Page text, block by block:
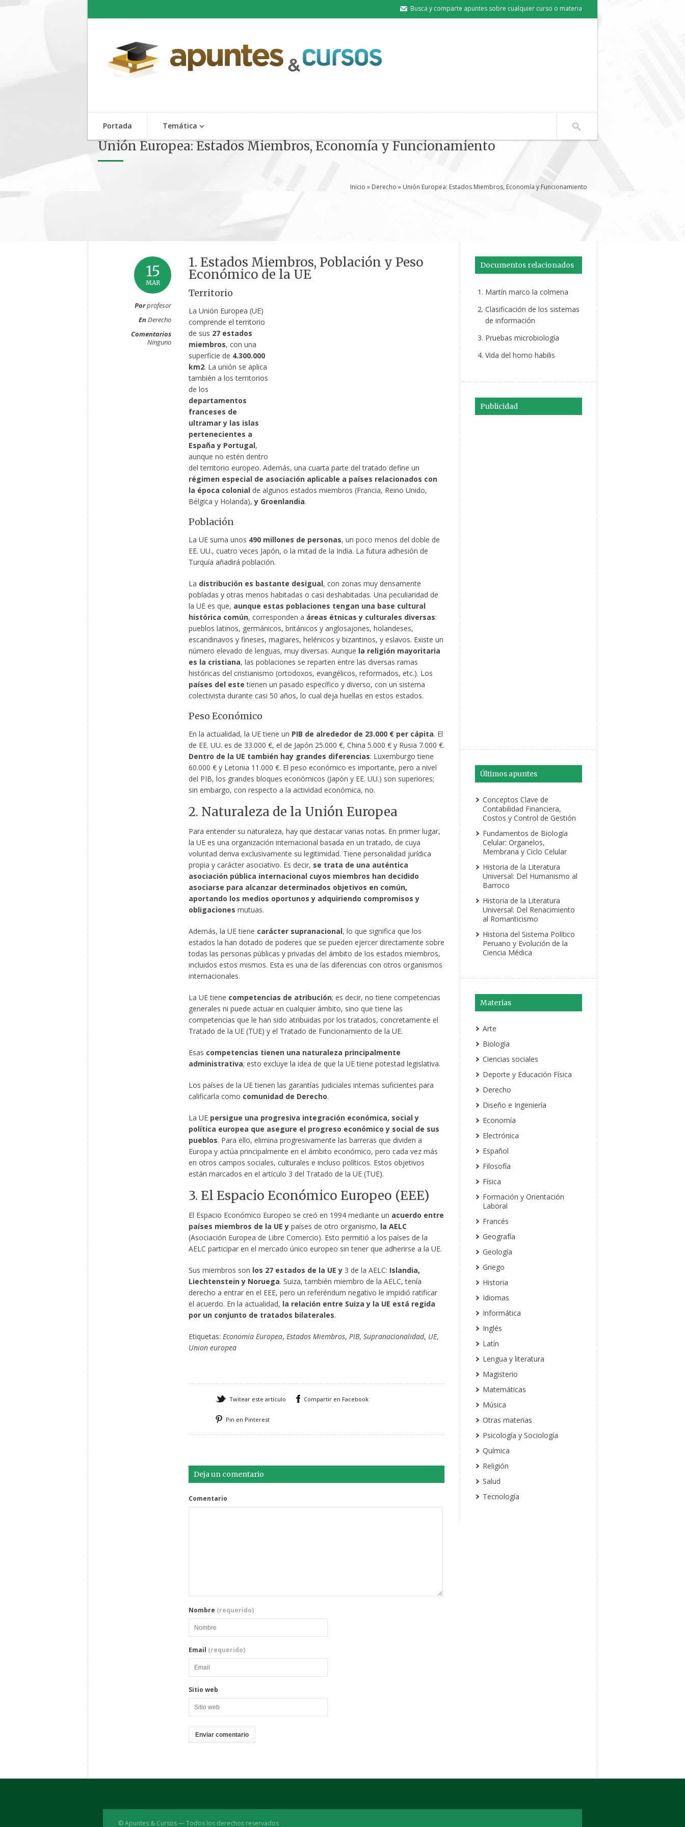
Busca y comparte apuntes sobre cualquier curso o materia
Portada Temática
Unión Europea: Estados Miembros, Economía y Funcionamiento
Inicio » Derecho » Unión Europea: Estados Miembros, Economía y Funcionamiento
15
MAR
Porprofesor
EnDerecho
Comentarios
Ninguno
1. Estados Miembros, Población y Peso
Económico de la UE
Territorio
La Unión Europea (UE)
comprende el territorio
de sus 27 estados
miembros, con una
superficie de 4.300.000
km2. La unión se aplica
también a los territorios
de los
departamentos
franceses de
ultramar y las islas
pertenecientes a
España y Portugal,
aunque no estén dentro
del territorio europeo. Además, una cuarta parte del tratado define un
régimen especial de asociación aplicable a países relacionados con
la época colonial de algunos estados miembros (Francia, Reino Unido,
Bélgica y Holanda),y Groenlandia.
Población
La UE suma unos 490 millones de personas, un poco menos del doble de
EE. UU., cuatro veces Japón, o la mitad de la India. La futura adhesión de
Turquía añadirá población.
La distribución es bastante desigual, con zonas muy densamente
pobladas y otras menos habitadas o casi deshabitadas. Una peculiaridad de
la UE es que, aunque estas poblaciones tengan una base cultural
histórica común, corresponden a áreas étnicas y culturales diversas:
pueblos latinos, germánicos, británicos y anglosajones, holandeses,
escandinavos y fineses, magiares, helénicos y bizantinos, y eslavos. Existe un
número elevado de lenguas, muy diversas. Aunque la religión mayoritaria
es la cristiana, las poblaciones se reparten entre las diversas ramas
históricas del cristianismo (ortodoxos, evangélicos, reformados, etc.). Los
países del este tienen un pasado específico y diverso, con un sistema
colectivista durante casi 50 años, lo cual deja huellas en estos estados.
Peso Económico
En la actualidad, la UE tiene un PIB de alrededor de 23.000 € per cápita. El
de EE. UU. es de 33.000 €, el de Japón 25.000 €, China 5.000 € y Rusia 7.000 €.
Dentro de la UE también hay grandes diferencias: Luxemburgo tiene
60.000 € y Letonia 11.000 €. El peso económico es importante, pero a nivel
del PIB, los grandes bloques económicos (Japón y EE. UU.) son superiores;
sin embargo, con respecto a la actividad económica, no.
2. Naturaleza de la Unión Europea
Para entender su naturaleza, hay que destacar varias notas. En primer lugar,
la UE es una organización internacional basada en un tratado, de cuya
voluntad deriva exclusivamente su legitimidad. Tiene personalidad jurídica
propia y carácter asociativo. Es decir, se trata de una auténtica
asociación pública internacional cuyos miembros han decidido
asociarse para alcanzar determinados objetivos en común,
aportando los medios oportunos y adquiriendo compromisos y
obligaciones mutuas.
Además, la UE tiene carácter supranacional, lo que significa que los
estados la han dotado de poderes que se pueden ejercer directamente sobre
todas las personas públicas y privadas del ámbito de los estados miembros,
incluidos estos mismos. Esta es una de las diferencias con otros organismos
internacionales.
La UE tiene competencias de atribución; es decir, no tiene competencias
generales ni puede actuar en cualquier ámbito, sino que tiene las
competencias que le han sido atribuidas por los tratados, concretamente el
Tratado de la UE (TUE) y el Tratado de Funcionamiento de la UE.
Esas competencias tienen una naturaleza principalmente
administrativa; esto excluye la idea de que la UE tiene potestad legislativa.
Los países de la UE tienen las garantías judiciales internas suficientes para
calificarla como comunidad de Derecho.
La UE persigue una progresiva integración económica, social y
política europea que asegure el progreso económico y social de sus
pueblos. Para ello, elimina progresivamente las barreras que dividen a
Europa y actúa principalmente en el ámbito económico, pero cada vez más
en otros campos sociales, culturales e incluso políticos. Estos objetivos
están marcados en el artículo 3 del Tratado de la UE (TUE).
3. El Espacio Económico Europeo (EEE)
El Espacio Económico Europeo se creó en 1994 mediante un acuerdo entre
países miembros de la UE ypaíses de otro organismo, la AELC
(Asociación Europea de Libre Comercio). Esto permitió a los países de la
AELC participar en el mercado único europeo sin tener que adherirse a la UE.
Sus miembros son los 27 estados de la UE y3 de la AELC: Islandia,
Liechtenstein y Noruega. Suiza, también miembro de la AELC, tenía
derecho a entrar en el EEE, pero un referéndum negativo le impidió ratificar
el acuerdo. En la actualidad, la relación entre Suiza y la UE está regida
por un conjunto de tratados bilaterales.
Etiquetas: Economía Europea, Estados Miembros, PIB, Supranacionalidad, UE,
Union europea
Twitear este artículo Compartir en Facebook
Pin en Pinterest
Deja un comentario
Comentario
Nombre (requerido)
Email (requerido)
Sitio web
Documentos relacionados
Martín marco la colmena
Clasificación de los sistemas
de información
Pruebas microbiología
Vida del homo habilis
Publicidad
Últimos apuntes
Conceptos Clave de
Contabilidad Financiera,
Costos y Control de Gestión
Fundamentos de Biología
Celular: Organelos,
Membrana y Ciclo Celular
Historia de la Literatura
Universal: Del Humanismo al
Barroco
Historia de la Literatura
Universal: Del Renacimiento
al Romanticismo
Historia del Sistema Político
Peruano y Evolución de la
Ciencia Médica
Materias
Arte
Biología
Ciencias sociales
Deporte y Educación Física
Derecho
Diseño e Ingeniería
Economía
Electrónica
Español
Filosofía
Física
Formación y Orientación
Laboral
Francés
Geografía
Geología
Griego
Historia
Idiomas
Informática
Inglés
Latín
Lengua y literatura
Magisterio
Matemáticas
Música
Otras materias
Psicología y Sociología
Química
Religión
Salud
Tecnología
© Apuntes & Cursos — Todos los derechos reservados